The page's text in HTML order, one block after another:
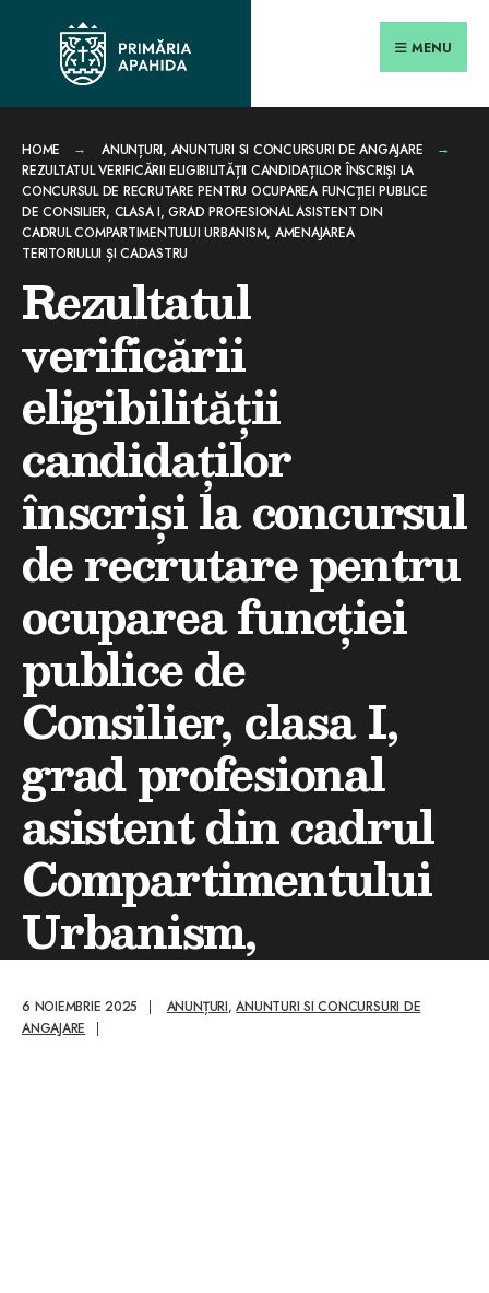
content
MENU
HOME ANUNȚURI, ANUNTURI SI CONCURSURI DE ANGAJARE
REZULTATUL VERIFICĂRII ELIGIBILITĂȚII CANDIDAȚILOR ÎNSCRIȘI LA
CONCURSUL DE RECRUTARE PENTRU OCUPAREA FUNCȚIEI PUBLICE
DE CONSILIER, CLASA I, GRAD PROFESIONAL ASISTENT DIN
CADRUL COMPARTIMENTULUI URBANISM, AMENAJAREA
TERITORIULUI ȘI CADASTRU
Rezultatul
verificării
eligibilității
candidaților
înscriși la concursul
de recrutare pentru
ocuparea funcției
publice de
Consilier, clasa I,
grad profesional
asistent din cadrul
Compartimentului
Urbanism,
Amenajarea
Teritoriului și
6 NOIEMBRIE 2025 | ANUNȚURI,ANUNTURI SI CONCURSURI DE
ANGAJARE
|
for:
Close